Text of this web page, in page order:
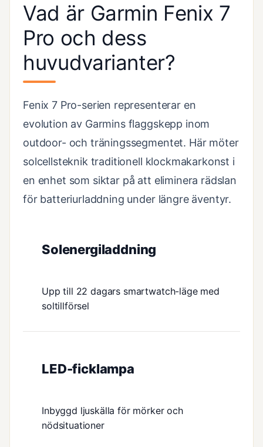
Vad är Garmin Fenix 7
Pro och dess
huvudvarianter?
Fenix 7 Pro-serien representerar en
evolution av Garmins flaggskepp inom
outdoor- och träningssegmentet. Här möter
solcellsteknik traditionell klockmakarkonst i
en enhet som siktar på att eliminera rädslan
för batteriurladdning under längre äventyr.
Solenergiladdning
Upp till 22 dagars smartwatch-läge med
soltillförsel
LED-ficklampa
Inbyggd ljuskälla för mörker och
nödsituationer